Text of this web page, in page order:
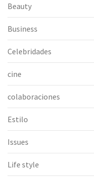
Beauty
Business
Celebridades
cine
colaboraciones
Estilo
Issues
Life style